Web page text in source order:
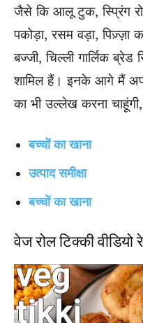
जैसे कि आलू टुक, स्प्रिंग
पकोड़ा, रसम वड़ा,पिज़्ज़ा
बज्जी,चिल्ली गार्लिकब्रेड
शामिल हैं। इनके आगे मैं
का भी उल्लेख करना
बच्चों का खाना
उत्पाद समीक्षा
बच्चों का खाना
वेज रोल टिक्की वीडियो